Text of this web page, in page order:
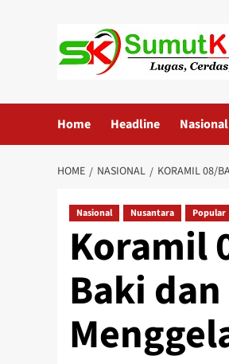
Home Headline Nasional
HOME NASIONAL KORAMIL 08/
Nasional Nusantara Popular
Koramil
Baki